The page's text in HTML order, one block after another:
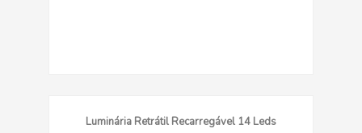
Luminária Retrátil Recarregável 14 Leds